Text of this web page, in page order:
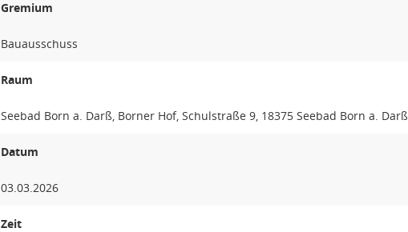
Gremium
Bauausschuss
Raum
Seebad Born a. Darß, Borner Hof, Schulstraße 9, 18375 Seebad Born a. Darß
Datum
03.03.2026
Zeit